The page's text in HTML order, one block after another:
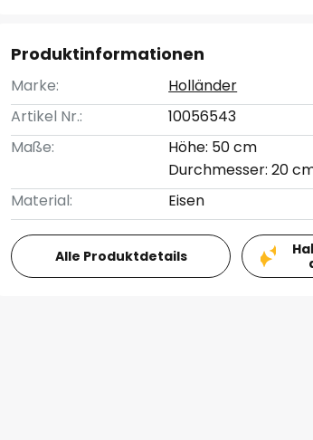
Produktinformationen
Marke:
Holländer
Artikel Nr.:
10056543
Maße:
Höhe: 50 cm
Durchmesser: 20
Material:
Eisen
Alle Produktdetails